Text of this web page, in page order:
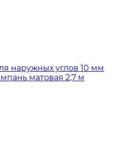
наружных углов 10 мм
матовая 2,7 м